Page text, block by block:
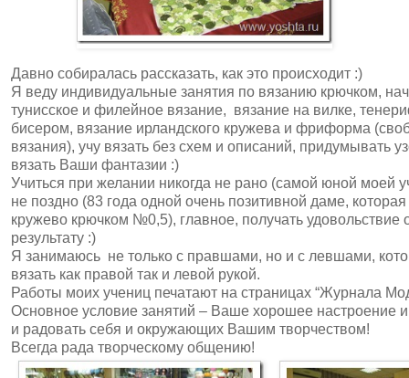
Давно собиралась рассказать, как это происходит :)
Я веду индивидуальные занятия по вязанию крючком,
тунисское и филейное вязание, вязание на вилке,
бисером, вязание ирландского кружева и фриформа
вязания), учу вязать без схем и описаний, придумывать
вязать Ваши фантазии :)
Учиться при желании никогда не рано (самой юной моей
не поздно (83 года одной очень позитивной даме,
кружево крючком №0,5), главное, получать удовольствие
результату :)
Я занимаюсь не только с правшами, но и с левшами,
вязать как правой так и левой рукой.
Работы моих учениц печатают на страницах “Журнала
Основное условие занятий – Ваше хорошее настроение и
и радовать себя и окружающих Вашим творчеством!
Всегда рада творческому общению!